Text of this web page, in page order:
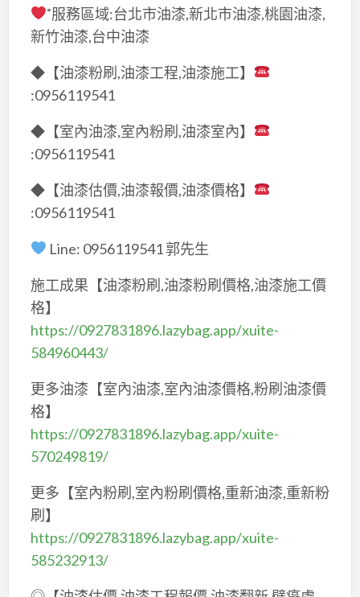
˚服務區域:台北市油漆,新北市油漆,桃園油漆,
新竹油漆,台中油漆
◆【油漆粉刷,油漆工程,油漆施工】
:0956119541
◆【室內油漆,室內粉刷,油漆室內】
:0956119541
◆【油漆估價,油漆報價,油漆價格】
:0956119541
Line: 0956119541 郭先生
施工成果【油漆粉刷,油漆粉刷價格,油漆施工價
格】
https://0927831896.lazybag.app/xuite-
584960443/
更多油漆【室內油漆,室內油漆價格,粉刷油漆價
格】
https://0927831896.lazybag.app/xuite-
570249819/
更多【室內粉刷,室內粉刷價格,重新油漆,重新粉
刷】
https://0927831896.lazybag.app/xuite-
585232913/